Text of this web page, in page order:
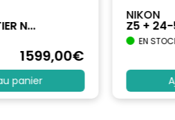
N...
1599,00€
panier
NIKON
Z5 +
EN